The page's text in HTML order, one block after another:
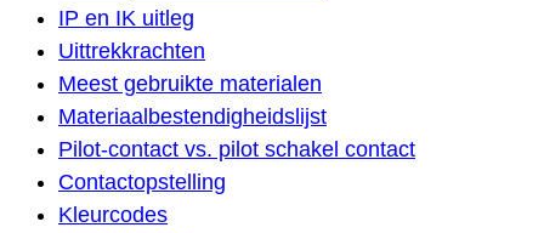
IP en IK uitleg
Uittrekkrachten
Meest gebruikte materialen
Materiaalbestendigheidslijst
Pilot-contact vs. pilot schakel contact
Contactopstelling
Kleurcodes